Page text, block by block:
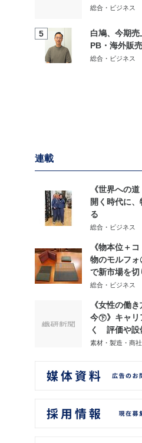
総合・ビジネス
5
白鳩、今期
PB・海外販
総合・ビジネス
連載
《世界への
開く時代に
る
総合・ビジネス
《物本位＋
物のモルフ
で新市場を切
総合・ビジネス
《女性の働
今㊦》キャ
く 評価や設
素材・製造・商社